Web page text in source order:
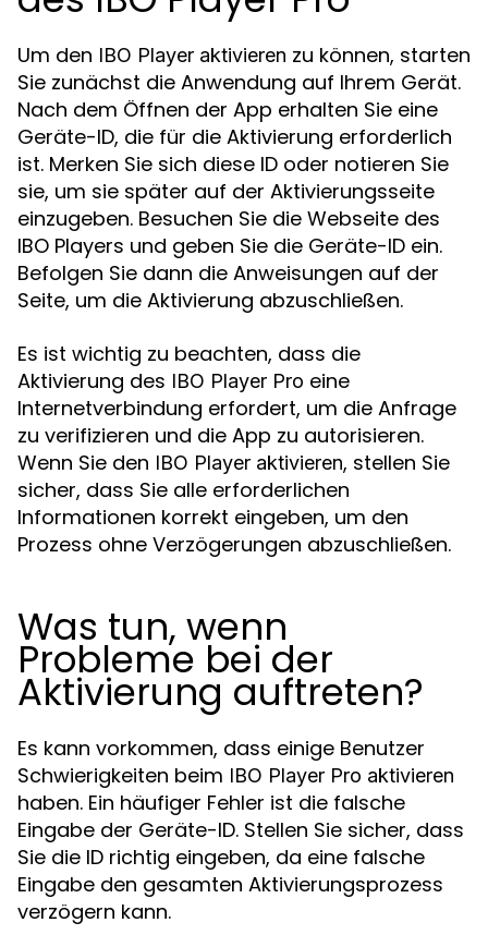
Um den IBO Player aktivieren zu können, starten
Sie zunächst die Anwendung auf Ihrem Gerät.
Nach dem Öffnen der App erhalten Sie eine
Geräte-ID, die für die Aktivierung erforderlich
ist. Merken Sie sich diese ID oder notieren Sie
sie, um sie später auf der Aktivierungsseite
einzugeben. Besuchen Sie die Webseite des
IBO Players und geben Sie die Geräte-ID ein.
Befolgen Sie dann die Anweisungen auf der
Seite, um die Aktivierung abzuschließen.
Es ist wichtig zu beachten, dass die
Aktivierung des IBO Player Pro eine
Internetverbindung erfordert, um die Anfrage
zu verifizieren und die App zu autorisieren.
Wenn Sie den IBO Player aktivieren, stellen Sie
sicher, dass Sie alle erforderlichen
Informationen korrekt eingeben, um den
Prozess ohne Verzögerungen abzuschließen.
Was tun, wenn
Probleme bei der
Aktivierung auftreten?
Es kann vorkommen, dass einige Benutzer
Schwierigkeiten beim IBO Player Pro aktivieren
haben. Ein häufiger Fehler ist die falsche
Eingabe der Geräte-ID. Stellen Sie sicher, dass
Sie die ID richtig eingeben, da eine falsche
Eingabe den gesamten Aktivierungsprozess
verzögern kann.